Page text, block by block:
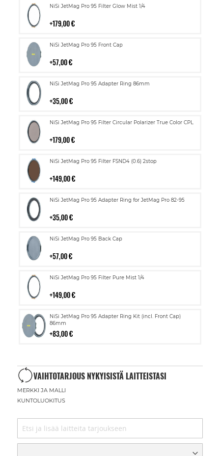
NiSi JetMag Pro 95 Filter Glow Mist 1/4
179,00 €
Lisää
NiSi JetMag Pro 95 Front Cap
57,00 €
Lisää
NiSi JetMag Pro 95 Adapter Ring 86mm
35,00 €
Lisää
NiSi JetMag Pro 95 Filter Circular Polarizer True Color CPL
179,00 €
Lisää
NiSi JetMag Pro 95 Filter FSND4 (0.6) 2stop
149,00 €
Lisää
NiSi JetMag Pro 95 Adapter Ring for JetMag Pro 82-95
35,00 €
Lisää
NiSi JetMag Pro 95 Back Cap
57,00 €
Lisää
NiSi JetMag Pro 95 Filter Pure Mist 1/4
149,00 €
Lisää
NiSi JetMag Pro 95 Adapter Ring Kit (incl. Front Cap)
86mm
83,00 €
Lisää
ostoskoriin
VAIHTOTARJOUS NYKYISISTÄ LAITTEISTASI
MERKKI JA MALLI
KUNTOLUOKITUS